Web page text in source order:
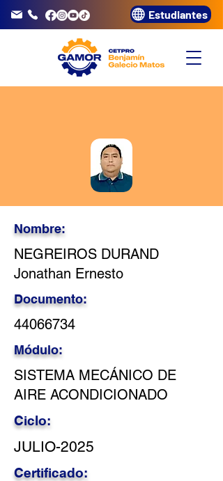
3320072 Estudiantes
Nombre:
NEGREIROS DURAND
Jonathan Ernesto
Documento:
44066734
Módulo:
SISTEMA MECÁNICO DE
AIRE ACONDICIONADO
Ciclo:
JULIO-2025
Certificado: